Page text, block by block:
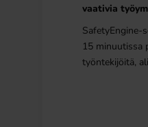
vaativia
SafetyEngine-
15 minuutissa
työntekijöitä,